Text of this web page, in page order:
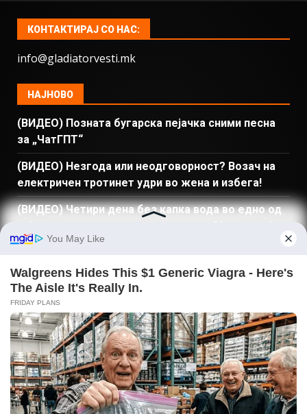
КОНТАКТИРАЈ СО НАС:
info@gladiatorvesti.mk
НАЈНОВО
(ВИДЕО) Позната бугарска пејачка сними песна
за „ЧатГПТ“
(ВИДЕО) Незгода или неодговорност? Возач на
електричен тротинет удри во жена и избега!
(ВИДЕО) Четири дена без капка вода во едно од
еве каде!
(ВИДЕО) Русија изврши еден од најкрвавите
напади годинава: Еве колку има загинати!
(ФОТО) Познатата Македонка ја отвори
најболната рана: „Мислев дека ова никогаш нема
да го кажам“!
ПРЕБАРАЈ